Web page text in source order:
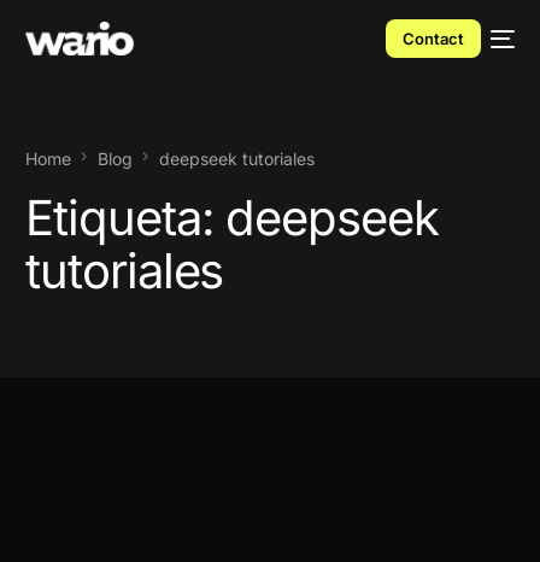
Contact
Home Blog deepseek tutoriales
Etiqueta: deepseek
tutoriales